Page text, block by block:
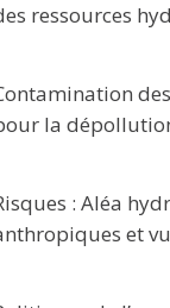
ressources
la
: Aléa
et